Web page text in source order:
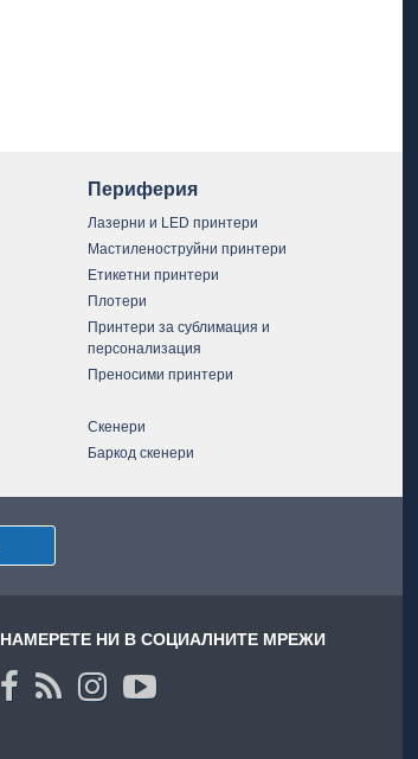
Периферия
Лазерни и LED принтери
Мастиленоструйни принтери
Етикетни принтери
Плотери
Принтери за сублимация и
персонализация
Преносими принтери
Скенери
Баркод скенери
НАМЕРЕТЕ НИ В СОЦИАЛНИТЕ МРЕЖИ